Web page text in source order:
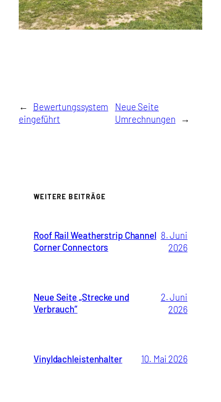
←
Bewertungssystem
eingeführt
Neue Seite
Umrechnungen
→
WEITERE BEITRÄGE
Roof Rail Weatherstrip Channel
Corner Connectors
8. Juni
2026
Neue Seite „Strecke und
Verbrauch“
2. Juni
2026
Vinyldachleistenhalter 10. Mai 2026